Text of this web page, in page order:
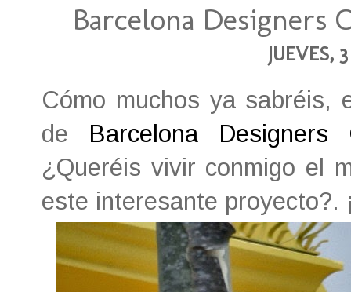
Barcelona Designers
JUEVES,
Cómo muchos ya
de Barcelona Designers
¿Queréis vivir conmigo el
este interesante proyecto?.